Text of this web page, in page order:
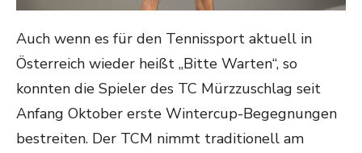
Auch wenn es für den Tennissport aktuell in
Österreich wieder heißt „Bitte Warten“, so
konnten die Spieler des TC Mürzzuschlag seit
Anfang Oktober erste Wintercup-Begegnungen
bestreiten. Der TCM nimmt traditionell am